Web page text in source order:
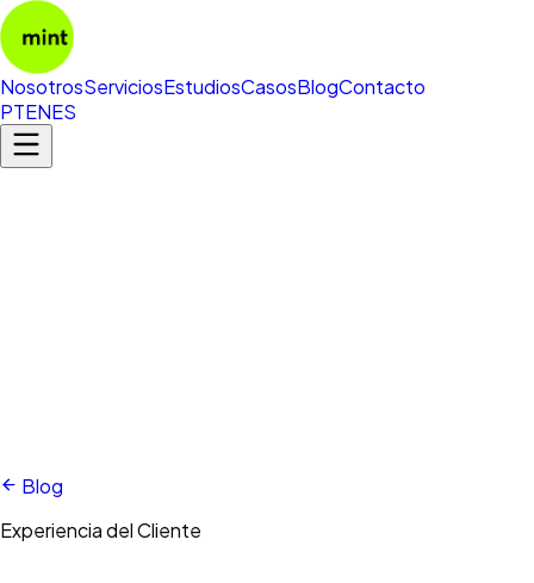
NosotrosServiciosEstudiosCasosBlogContacto
PTENES
Blog
Experiencia del Cliente